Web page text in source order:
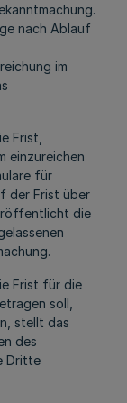
nach Ablauf
im
Frist,
einzureichen
für
der Frist über
die
Frist für die
soll,
stellt das
des
Dritte